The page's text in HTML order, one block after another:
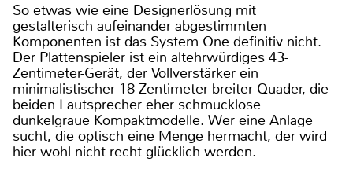
So etwas wie eine Designerlösung mit
gestalterisch aufeinander abgestimmten
Komponenten ist das System One definitiv nicht.
Der Plattenspieler ist ein altehrwürdiges 43-
Zentimeter-Gerät, der Vollverstärker ein
minimalistischer 18 Zentimeter breiter Quader, die
beiden Lautsprecher eher schmucklose
dunkelgraue Kompaktmodelle. Wer eine Anlage
sucht, die optisch eine Menge hermacht, der wird
hier wohl nicht recht glücklich werden.